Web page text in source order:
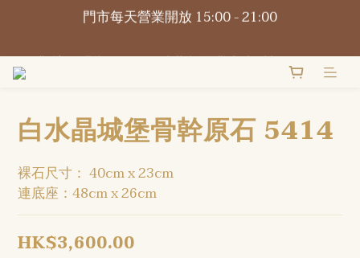
📍觀塘巧明街116-118號萬年工業大廈1樓O2Omall
門市每天營業開放 15:00 - 21:00
📍觀塘巧明街116-118號萬年工業大廈1樓O2Omall
白水晶城堡骨幹原石 5414
裸石尺寸： 40cm x 23cm
連底座：48cm x 26cm
HK$3,600.00